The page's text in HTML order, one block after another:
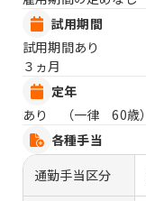
試用期間
試用期間あり
３ヵ月
定年
あり （一律 60歳）
各種手当
通勤手当区分